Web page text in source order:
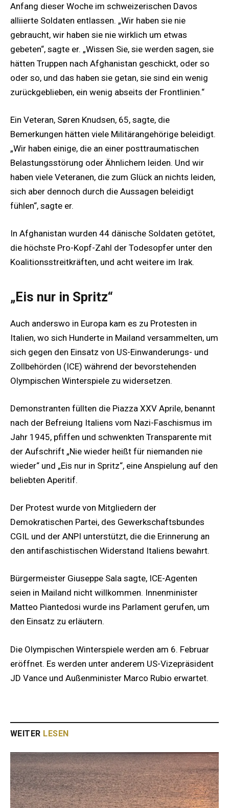
Anfang dieser Woche im schweizerischen Davos
alliierte Soldaten entlassen. „Wir haben sie nie
gebraucht, wir haben sie nie wirklich um etwas
gebeten“, sagte er. „Wissen Sie, sie werden sagen, sie
hätten Truppen nach Afghanistan geschickt, oder so
oder so, und das haben sie getan, sie sind ein wenig
zurückgeblieben, ein wenig abseits der Frontlinien.“
Ein Veteran, Søren Knudsen, 65, sagte, die
Bemerkungen hätten viele Militärangehörige beleidigt.
„Wir haben einige, die an einer posttraumatischen
Belastungsstörung oder Ähnlichem leiden. Und wir
haben viele Veteranen, die zum Glück an nichts leiden,
sich aber dennoch durch die Aussagen beleidigt
fühlen“, sagte er.
In Afghanistan wurden 44 dänische Soldaten getötet,
die höchste Pro-Kopf-Zahl der Todesopfer unter den
Koalitionsstreitkräften, und acht weitere im Irak.
„Eis nur in Spritz“
Auch anderswo in Europa kam es zu Protesten in
Italien, wo sich Hunderte in Mailand versammelten, um
sich gegen den Einsatz von US-Einwanderungs- und
Zollbehörden (ICE) während der bevorstehenden
Olympischen Winterspiele zu widersetzen.
Demonstranten füllten die Piazza XXV Aprile, benannt
nach der Befreiung Italiens vom Nazi-Faschismus im
Jahr 1945, pfiffen und schwenkten Transparente mit
der Aufschrift „Nie wieder heißt für niemanden nie
wieder“ und „Eis nur in Spritz“, eine Anspielung auf den
beliebten Aperitif.
Der Protest wurde von Mitgliedern der
Demokratischen Partei, des Gewerkschaftsbundes
CGIL und der ANPI unterstützt, die die Erinnerung an
den antifaschistischen Widerstand Italiens bewahrt.
Bürgermeister Giuseppe Sala sagte, ICE-Agenten
seien in Mailand nicht willkommen. Innenminister
Matteo Piantedosi wurde ins Parlament gerufen, um
den Einsatz zu erläutern.
Die Olympischen Winterspiele werden am 6. Februar
eröffnet. Es werden unter anderem US-Vizepräsident
JD Vance und Außenminister Marco Rubio erwartet.
WEITER LESEN